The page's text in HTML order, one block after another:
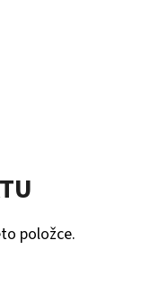
položce.